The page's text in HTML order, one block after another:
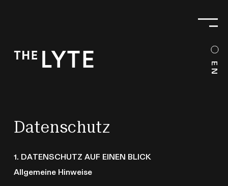
EN
Objekt
Lage
Team
Datenschutz
1. DATENSCHUTZ AUF EINEN BLICK
Allgemeine Hinweise